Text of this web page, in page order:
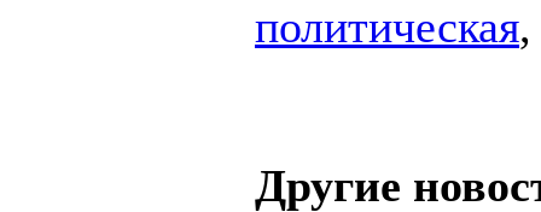
политическая
Другие